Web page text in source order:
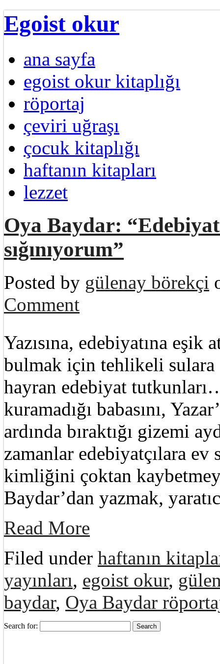
Egoist okur
ana sayfa
egoist okur kitaplığı
röportaj
çeviri uğraşı
çocuk kitaplığı
haftanın kitapları
lezzet
Oya Baydar:
sığınıyorum”
Posted by gülenay börekçi
Comment
Yazısına, edebiyatına
bulmak için tehlikeli
hayran edebiyat
kuramadığı babasını,
ardında bıraktığı gizemi
zamanlar edebiyatçılara
kimliğini çoktan
Baydar’dan yazmak,
Read More
Filed under haftanın
yayınları, egoist okur,
baydar, Oya Baydar
Search for: